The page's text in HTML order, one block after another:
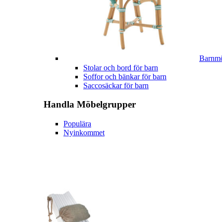
Stolar och bord för barn
Soffor och bänkar för barn
Saccosäckar för barn
Handla Möbelgrupper
Populära
Nyinkommet